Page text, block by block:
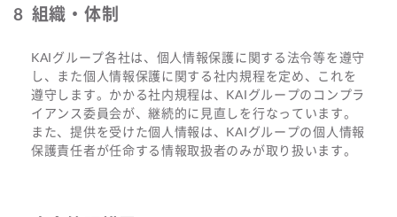
組織・体制
KAIグループ各社は、個人情報保護に関する法令等を遵守
し、また個人情報保護に関する社内規程を定め、これを
遵守します。かかる社内規程は、KAIグループのコンプラ
イアンス委員会が、継続的に見直しを行なっています。
また、提供を受けた個人情報は、KAIグループの個人情報
保護責任者が任命する情報取扱者のみが取り扱います。